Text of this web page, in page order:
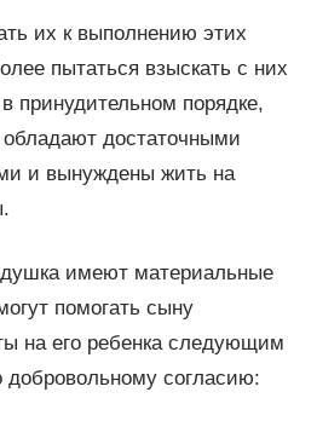
их к выполнению этих
пытаться взыскать с них
принудительном порядке,
достаточными
и вынуждены жить на
имеют материальные
помогать сыну
на его ребенка следующим
добровольному согласию: